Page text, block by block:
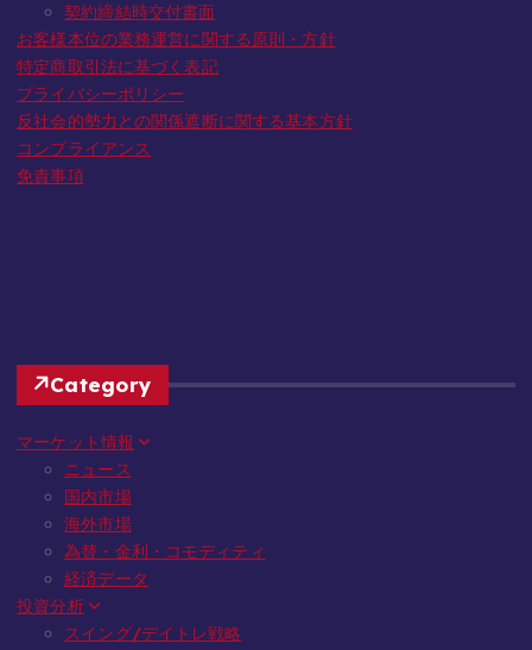
契約締結時交付書面
お客様本位の業務運営に関する原則・方針
特定商取引法に基づく表記
プライバシーポリシー
反社会的勢力との関係遮断に関する基本方針
コンプライアンス
免責事項
Category
マーケット情報
ニュース
国内市場
海外市場
為替・金利・コモディティ
経済データ
投資分析
スイング/デイトレ戦略